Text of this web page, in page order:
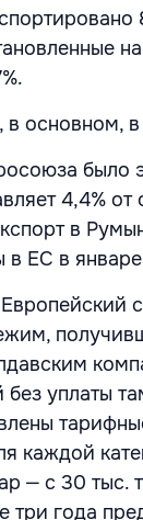
в основном,
было
4,4%
в
в ЕС в
уплаты
каждой
‒ с 30
года